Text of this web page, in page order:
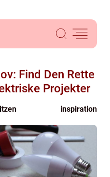
Find Den Rette
Projekter
inspiration